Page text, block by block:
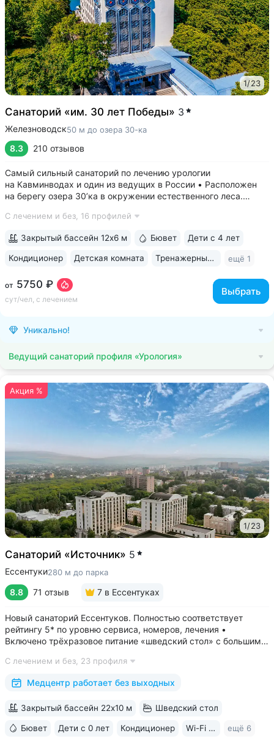
1/23
Санаторий «им. 30 лет Победы» 3
Железноводск50 м до озера 30-ка
8.3 210 отзывов
Самый сильный санаторий по лечению урологии
на Кавминводах и один из ведущих в России • Расположен
на берегу озера 30’ка в окружении естественного леса.
Озеро 30’ка — одна из главных достопримечательностей
С лечением и без, 16 профилей
от 5750 ₽
сут/чел, с лечением
Выбрать
Закрытый бассейн 12х6 м Бювет Дети с 4 лет
Кондиционер Детская комната Тренажерный зал ещё 1
Уникально!
Ведущий санаторий профиля «Урология»
Акция %
1/23
Санаторий «Источник» 5
Ессентуки280 м до парка
8.8 71 отзыв 7 в Ессентуках
Новый санаторий Ессентуков. Полностью соответствует
рейтингу 5* по уровню сервиса, номеров, лечения •
Включено трёхразовое питание «шведский стол» с большим
в Ессентуках • Центр Курортной зоны: 3 минуты
до Курортного парка и Грязелечебницы им....
С лечением и без, 23 профиля
Медцентр работает без выходных
Закрытый бассейн 22х10 м Шведский стол
Бювет Дети с 0 лет Кондиционер Wi-Fi в номерах ещё 6